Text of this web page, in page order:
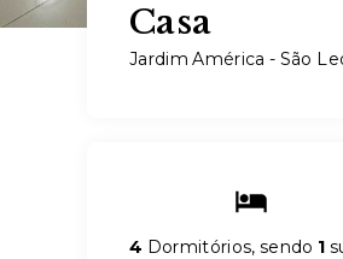
Casa
Jardim América - São
4 Dormitórios, sendo 1